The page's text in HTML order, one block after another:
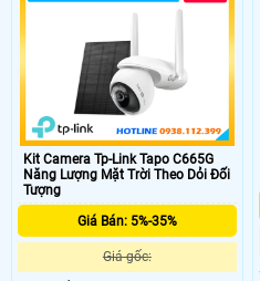
Kit Camera Tp-Link Tapo C665G
Năng Lượng Mặt Trời Theo Dỏi Đối
Tượng
Giá Bán: 5%-35%
Giá gốc: